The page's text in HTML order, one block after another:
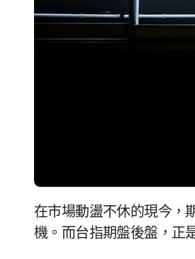
在市場動盪不休的現今，期貨交易者們無不絞盡腦汁，探尋先機，期盼能抓住稍縱即逝的獲利契
機。而台指期盤後盤，正